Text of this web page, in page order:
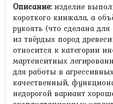
Описание: изделие
короткого кинжала, а
рукоять (что сделана
из твёрдых пород
относится к категории
мартенситных
для работы в
качественный,
недорогой вариант